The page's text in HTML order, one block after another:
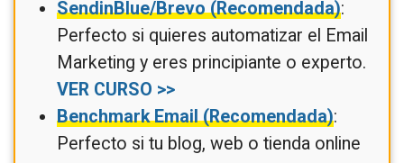
SendinBlue/Brevo (Recomendada):
Perfecto si quieres automatizar el Email
Marketing y eres principiante o experto.
VER CURSO >>
Benchmark Email (Recomendada):
Perfecto si tu blog, web o tienda online